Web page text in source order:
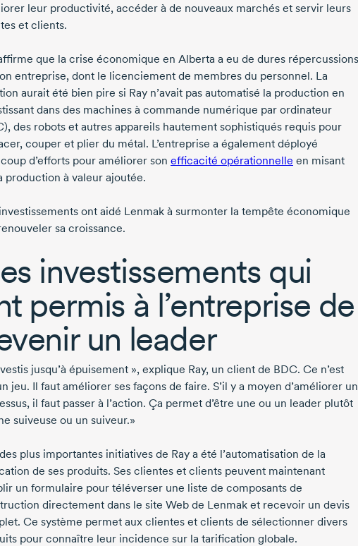
leur productivité, accéder à de nouveaux marchés et servir leurs
et clients.
que la crise économique en Alberta a eu de dures répercussions
entreprise, dont le licenciement de membres du personnel. La
aurait été bien pire si Ray n’avait pas automatisé la production en
dans des machines à commande numérique par ordinateur
des robots et autres appareils hautement sophistiqués requis pour
couper et plier du métal. L’entreprise a également déployé
d’efforts pour améliorer son efficacité opérationnelle en misant
production à valeur ajoutée.
ont aidé Lenmak à surmonter la tempête économique
sa croissance.
investissements qui
permis à l’entreprise de
un leader
jusqu’à épuisement », explique Ray, un client de BDC. Ce n’est
jeu. Il faut améliorer ses façons de faire. S’il y a moyen d’améliorer un
il faut passer à l’action. Ça permet d’être une ou un leader plutôt
suiveuse ou un suiveur.»
plus importantes initiatives de Ray a été l’automatisation de la
de ses produits. Ses clientes et clients peuvent maintenant
un formulaire pour téléverser une liste de composants de
directement dans le site Web de Lenmak et recevoir un devis
Ce système permet aux clientes et clients de sélectionner divers
pour connaître leur incidence sur la tarification globale.